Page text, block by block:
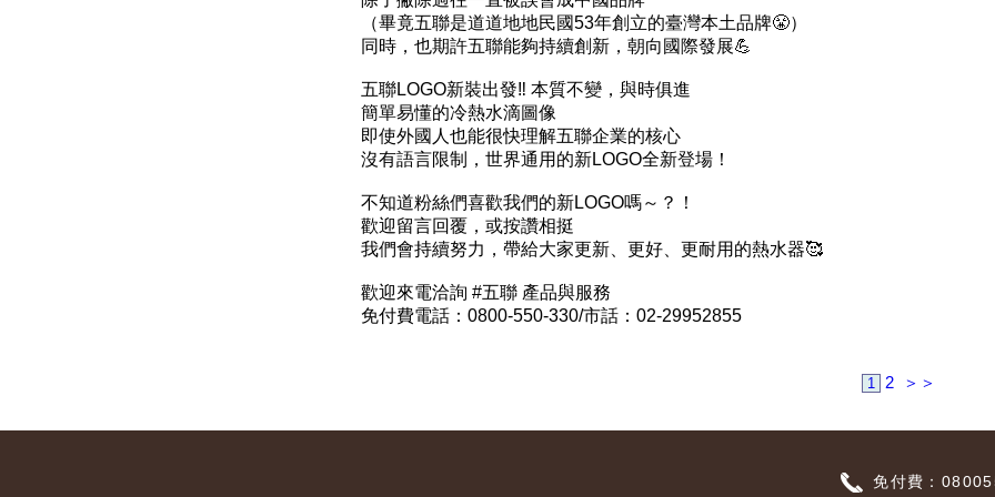
（畢竟五聯是道道地地民國53年創立的臺灣本土品牌😤）
同時，也期許五聯能夠持續創新，朝向國際發展💪
五聯LOGO新裝出發‼ 本質不變，與時俱進
簡單易懂的冷熱水滴圖像
即使外國人也能很快理解五聯企業的核心
沒有語言限制，世界通用的新LOGO全新登場！
不知道粉絲們喜歡我們的新LOGO嗎～？！
歡迎留言回覆，或按讚相挺
我們會持續努力，帶給大家更新、更好、更耐用的熱水器🥰
歡迎來電洽詢 #五聯 產品與服務
免付費電話：0800-550-330/市話：02-29952855
1 2 ＞＞
免付費：